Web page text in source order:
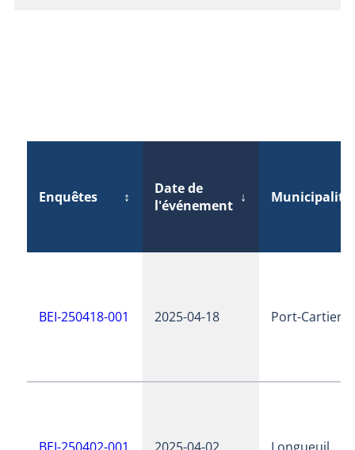
Enquêtes ↕
Date de
l'événement ↓ Municipalité
BEI-250418-001 2025-04-18 Port-Cartier